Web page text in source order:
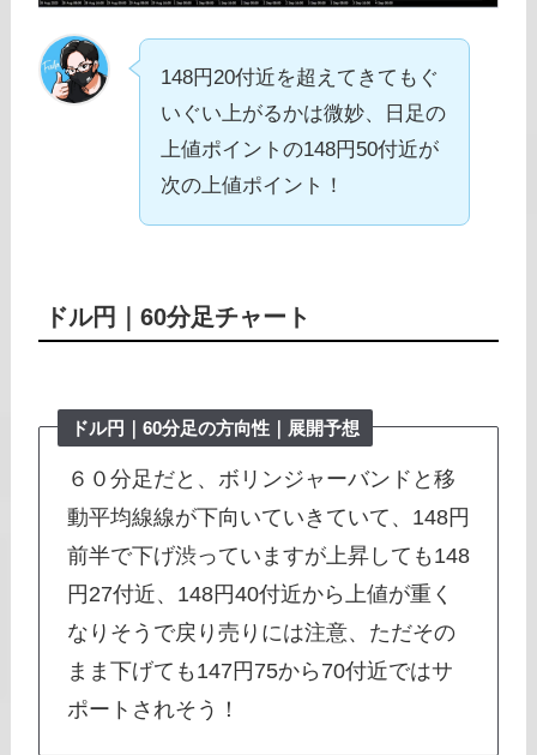
148円20付近を超えてきてもぐ
いぐい上がるかは微妙、日足の
上値ポイントの148円50付近が
次の上値ポイント！
ドル円｜60分足チャート
ドル円｜60分足の方向性｜展開予想
６０分足だと、ボリンジャーバンドと移
動平均線線が下向いていきていて、148円
前半で下げ渋っていますが上昇しても148
円27付近、148円40付近から上値が重く
なりそうで戻り売りには注意、ただその
まま下げても147円75から70付近ではサ
ポートされそう！